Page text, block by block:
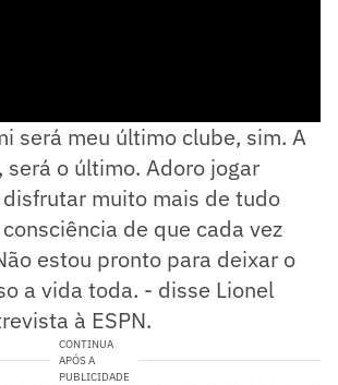
será meu último clube, sim. A
será o último. Adoro jogar
muito mais de tudo
de que cada vez
estou pronto para deixar o
a vida toda. - disse Lionel
à ESPN.
CONTINUA
APÓS A
PUBLICIDADE